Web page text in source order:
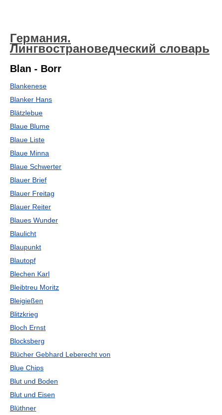
Германия.
Лингвострановедческий словарь
Blan - Borr
Blankenese
Blanker Hans
Blätzlebue
Blaue Blume
Blaue Liste
Blaue Minna
Blaue Schwerter
Blauer Brief
Blauer Freitag
Blauer Reiter
Blaues Wunder
Blaulicht
Blaupunkt
Blautopf
Blechen Karl
Bleibtreu Moritz
Bleigießen
Blitzkrieg
Bloch Ernst
Blocksberg
Blücher Gebhard Leberecht von
Blue Chips
Blut und Boden
Blut und Eisen
Blüthner